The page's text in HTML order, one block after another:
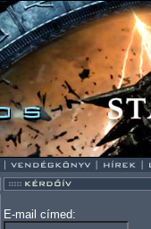
E-mail címed: